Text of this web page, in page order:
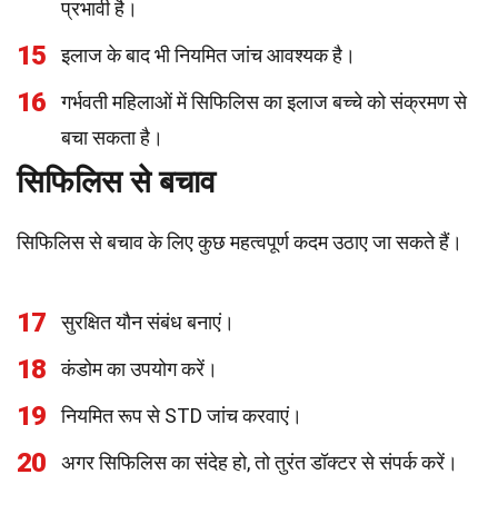
प्रभावी है।
15 इलाज के बाद भी नियमित जांच आवश्यक है।
16
गर्भवती महिलाओं में सिफिलिस का इलाज बच्चे को संक्रमण से
बचा सकता है।
सिफिलिस से बचाव
सिफिलिस से बचाव के लिए कुछ महत्वपूर्ण कदम उठाए जा सकते हैं।
17 सुरक्षित यौन संबंध बनाएं।
18 कंडोम का उपयोग करें।
19 नियमित रूप से STD जांच करवाएं।
20 अगर सिफिलिस का संदेह हो, तो तुरंत डॉक्टर से संपर्क करें।